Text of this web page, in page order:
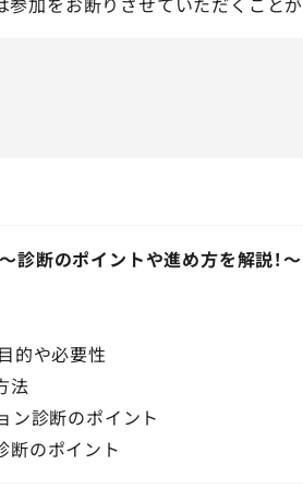
診断のポイントや進め方を解説！～
的や必要性
法
ン診断のポイント
断のポイント